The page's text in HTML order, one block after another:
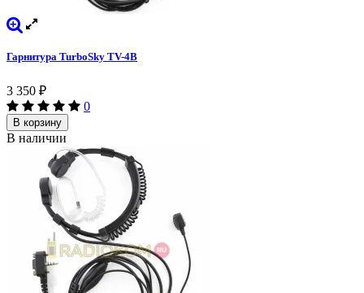
Гарнитура TurboSky TV-4B
3 350 ₽
0
В корзину
В наличии